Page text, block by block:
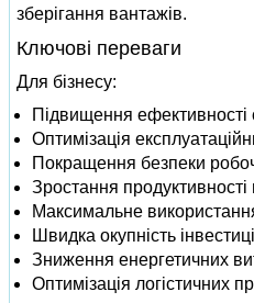
зберігання вантажів.
Ключові переваги
Для бізнесу:
Підвищення ефективності
Оптимізація
Покращення безпеки
Зростання продуктивності
Максимальне
Швидка окупність
Зниження енергетичних
Оптимізація логістичних